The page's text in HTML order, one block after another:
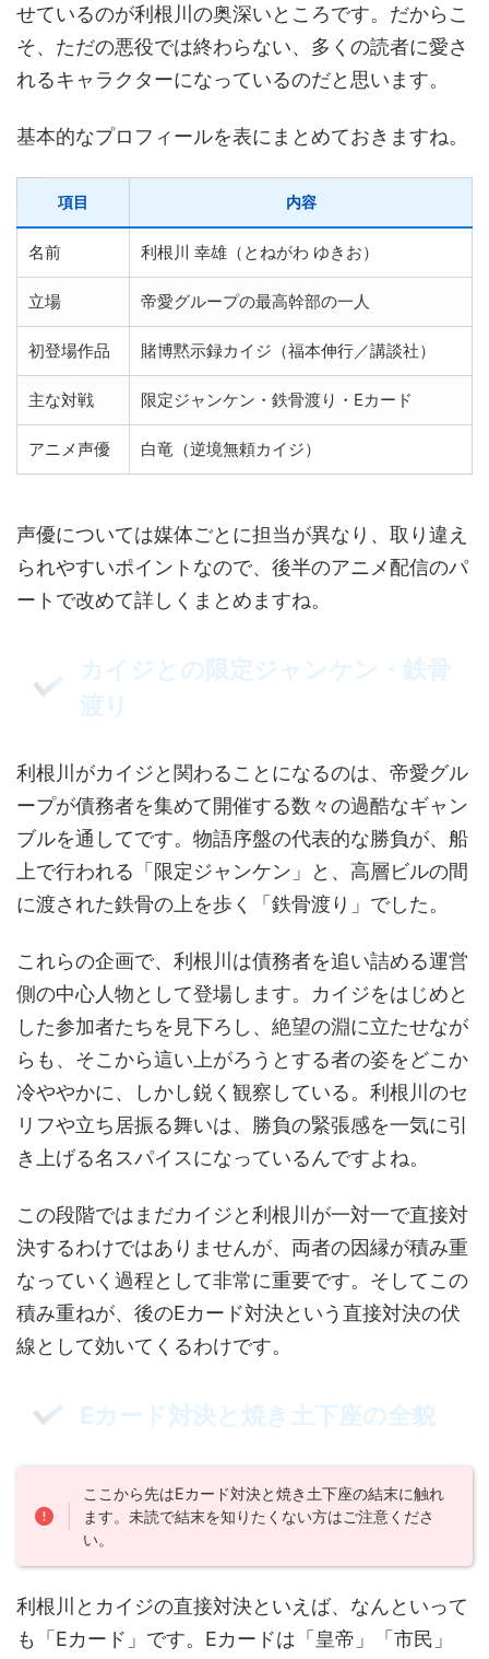
せているのが利根川の奥深いところです。だからこ
そ、ただの悪役では終わらない、多くの読者に愛さ
れるキャラクターになっているのだと思います。
基本的なプロフィールを表にまとめておきますね。
項目 内容
名前 利根川 幸雄（とねがわ ゆきお）
立場 帝愛グループの最高幹部の一人
初登場作品 賭博黙示録カイジ（福本伸行／講談社）
主な対戦 限定ジャンケン・鉄骨渡り・Eカード
アニメ声優 白竜（逆境無頼カイジ）
声優については媒体ごとに担当が異なり、取り違え
られやすいポイントなので、後半のアニメ配信のパ
ートで改めて詳しくまとめますね。
カイジとの限定ジャンケン・鉄骨
渡り
利根川がカイジと関わることになるのは、帝愛グル
ープが債務者を集めて開催する数々の過酷なギャン
ブルを通してです。物語序盤の代表的な勝負が、船
上で行われる「限定ジャンケン」と、高層ビルの間
に渡された鉄骨の上を歩く「鉄骨渡り」でした。
これらの企画で、利根川は債務者を追い詰める運営
側の中心人物として登場します。カイジをはじめと
した参加者たちを見下ろし、絶望の淵に立たせなが
らも、そこから這い上がろうとする者の姿をどこか
冷ややかに、しかし鋭く観察している。利根川のセ
リフや立ち居振る舞いは、勝負の緊張感を一気に引
き上げる名スパイスになっているんですよね。
この段階ではまだカイジと利根川が一対一で直接対
決するわけではありませんが、両者の因縁が積み重
なっていく過程として非常に重要です。そしてこの
積み重ねが、後のEカード対決という直接対決の伏
線として効いてくるわけです。
Eカード対決と焼き土下座の全貌
ここから先はEカード対決と焼き土下座の結末に触れ
ます。未読で結末を知りたくない方はご注意くださ
い。
利根川とカイジの直接対決といえば、なんといって
も「Eカード」です。Eカードは「皇帝」「市民」